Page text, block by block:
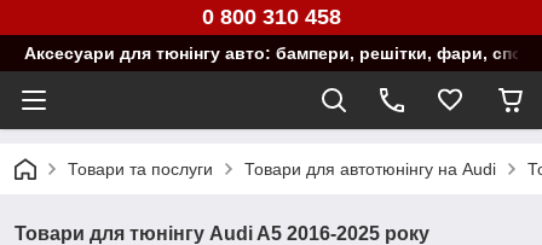
0 800 310 458
Аксесуари для тюнінгу авто: бампери, решітки, фари,
Товари та послуги Товари для автотюнінгу на Audi
Товари для тюнінгу Audi A5 2016-2025 року